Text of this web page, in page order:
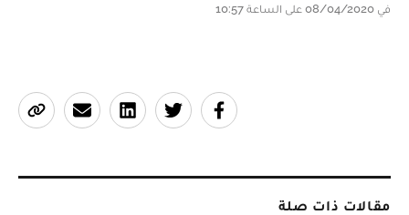
في 08/04/2020 على الساعة 10:57
مقالات ذات صلة